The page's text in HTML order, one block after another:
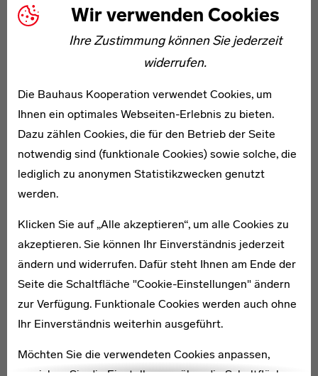
Wir verwenden Cookies
Ihre Zustimmung können Sie jederzeit
widerrufen.
Die Bauhaus Kooperation verwendet Cookies, um
Ihnen ein optimales Webseiten-Erlebnis zu bieten.
Dazu zählen Cookies, die für den Betrieb der Seite
notwendig sind (funktionale Cookies) sowie solche, die
lediglich zu anonymen Statistikzwecken genutzt
werden.
Klicken Sie auf „Alle akzeptieren“, um alle Cookies zu
akzeptieren. Sie können Ihr Einverständnis jederzeit
ändern und widerrufen. Dafür steht Ihnen am Ende der
Seite die Schaltfläche "Cookie-Einstellungen" ändern
zur Verfügung. Funktionale Cookies werden auch ohne
Ihr Einverständnis weiterhin ausgeführt.
Möchten Sie die verwendeten Cookies anpassen,
Neben Designikonen und bislang nicht gezeigten
Zeitdokumenten stehen die großen Fragestellungen,
Utopien und Experimente zur Lebensgestaltung des
frühen Bauhauses und der zwanziger Jahre im
Mittelpunkt der Ausstellung „Das Bauhaus kommt aus
Weimar“. Unter dem Leitgedanken „Wie wollen wir
zusammen leben?“ wird auf viele Überlegungen Bezug
genommen, die bis heute für die Menschen relevant
Offenheit und Diskussion.
Besuchern bietet die Ausstellung viele sinnliche
multimedialen Experimenten László Moholy-Nagys
inspiriert ist – ebenso wie praktische
Werkstatterfahrungen von der Buchbinderei wie zu
Zeiten des Bauhauses bis hin zum 3D-Druck. Das
Museum geht unter anderem den vielfältigen